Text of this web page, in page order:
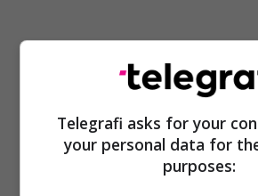
Telegrafi asks for your
your personal data for
purposes: